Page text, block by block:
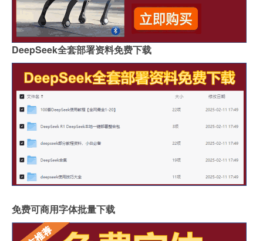
DeepSeek全套部署资料免费下载
免费可商用字体批量下载